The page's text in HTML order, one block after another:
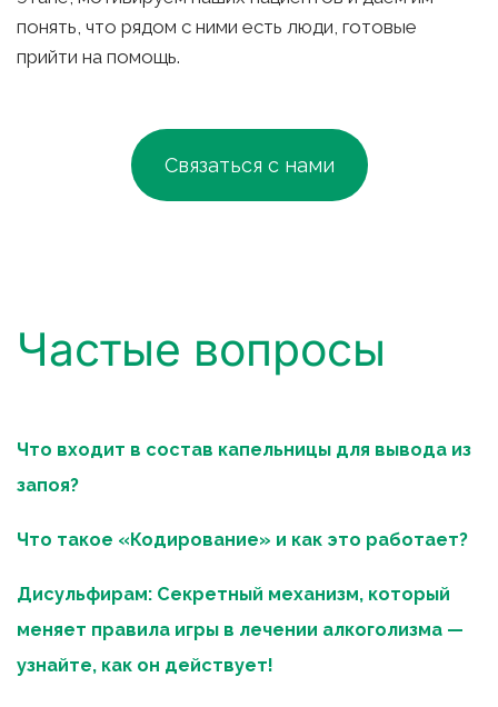
понять, что рядом с ними есть люди, готовые
прийти на помощь.
Связаться с нами
Частые вопросы
Что входит в состав капельницы для вывода из
запоя?
Что такое «Кодирование» и как это работает?
Дисульфирам: Секретный механизм, который
меняет правила игры в лечении алкоголизма —
узнайте, как он действует!